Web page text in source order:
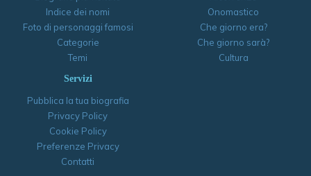
Indice dei nomi
Foto di personaggi famosi
Categorie
Temi
Onomastico
Che giorno era?
Che giorno sarà?
Cultura
Servizi
Pubblica la tua biografia
Privacy Policy
Cookie Policy
Preferenze Privacy
Contatti